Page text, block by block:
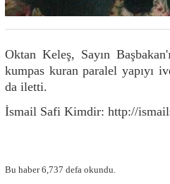
Oktan Keleş, Sayın
kumpas kuran paralel yapıyı
da iletti.
İsmail Safi Kimdir: http://
Bu haber 6,737 defa okundu.